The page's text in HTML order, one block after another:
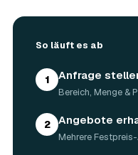
eine komplette
schon innerhalb
Messie-Wohnung
Welche
Entrümpelung
Mitgenommen wird
So läuft es ab
1 Anfrage
Bereich, Menge &
2 Angebote
Mehrere